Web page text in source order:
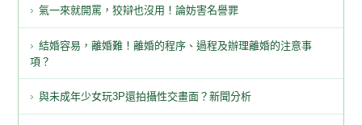
氣一來就開罵，狡辯也沒用！論妨害名譽罪
結婚容易，離婚難！離婚的程序、過程及辦理離婚的注意事
項？
與未成年少女玩3P還拍攝性交畫面？新聞分析